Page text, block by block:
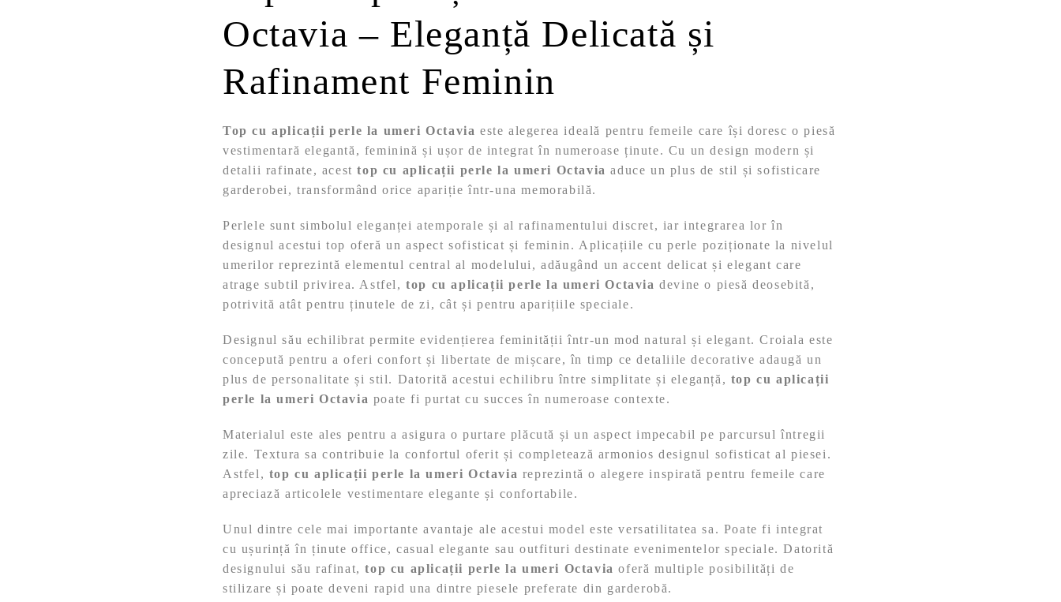
Octavia – Eleganță Delicată și
Rafinament Feminin
Top cu aplicații perle la umeri Octavia este alegerea ideală pentru femeile care își doresc o piesă
vestimentară elegantă, feminină și ușor de integrat în numeroase ținute. Cu un design modern și
detalii rafinate, acesttop cu aplicații perle la umeri Octavia aduce un plus de stil și sofisticare
garderobei, transformând orice apariție într-una memorabilă.
Perlele sunt simbolul eleganței atemporale și al rafinamentului discret, iar integrarea lor în
designul acestui top oferă un aspect sofisticat și feminin. Aplicațiile cu perle poziționate la nivelul
umerilor reprezintă elementul central al modelului, adăugând un accent delicat și elegant care
atrage subtil privirea. Astfel,top cu aplicații perle la umeri Octavia devine o piesă deosebită,
potrivită atât pentru ținutele de zi, cât și pentru aparițiile speciale.
Designul său echilibrat permite evidențierea feminității într-un mod natural și elegant. Croiala este
concepută pentru a oferi confort și libertate de mișcare, în timp ce detaliile decorative adaugă un
plus de personalitate și stil. Datorită acestui echilibru între simplitate și eleganță, top cu aplicații
perle la umeri Octavia poate fi purtat cu succes în numeroase contexte.
Materialul este ales pentru a asigura o purtare plăcută și un aspect impecabil pe parcursul întregii
zile. Textura sa contribuie la confortul oferit și completează armonios designul sofisticat al piesei.
Astfel, top cu aplicații perle la umeri Octavia reprezintă o alegere inspirată pentru femeile care
apreciază articolele vestimentare elegante și confortabile.
Unul dintre cele mai importante avantaje ale acestui model este versatilitatea sa. Poate fi integrat
cu ușurință în ținute office, casual elegante sau outfituri destinate evenimentelor speciale. Datorită
designului său rafinat,top cu aplicații perle la umeri Octavia oferă multiple posibilități de
stilizare și poate deveni rapid una dintre piesele preferate din garderobă.